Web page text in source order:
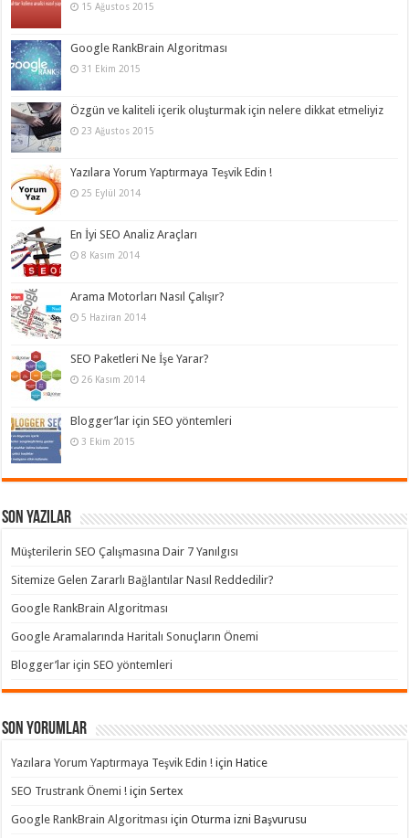
15 Ağustos 2015
Google RankBrain Algoritması
31 Ekim 2015
Özgün ve kaliteli içerik oluşturmak için nelere dikkat etmeliyiz
23 Ağustos 2015
Yazılara Yorum Yaptırmaya Teşvik Edin !
25 Eylül 2014
En İyi SEO Analiz Araçları
8 Kasım 2014
Arama Motorları Nasıl Çalışır?
5 Haziran 2014
SEO Paketleri Ne İşe Yarar?
26 Kasım 2014
Blogger’lar için SEO yöntemleri
3 Ekim 2015
Son Yazılar
Müşterilerin SEO Çalışmasına Dair 7 Yanılgısı
Sitemize Gelen Zararlı Bağlantılar Nasıl Reddedilir?
Google RankBrain Algoritması
Google Aramalarında Haritalı Sonuçların Önemi
Blogger’lar için SEO yöntemleri
Son yorumlar
Yazılara Yorum Yaptırmaya Teşvik Edin ! içinHatice
SEO Trustrank Önemi ! içinSertex
Google RankBrain Algoritması içinOturma izni Başvurusu